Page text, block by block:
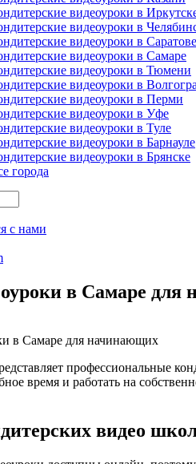
видеоуроки в
видеоуроки в
видеоуроки в Саратове
видеоуроки в Самаре
видеоуроки в Тюмени
видеоуроки в
видеоуроки в Перми
видеоуроки в Уфе
видеоуроки в Туле
видеоуроки в Барнауле
видеоуроки в Брянске
города
с нами
в Самаре
в Самаре для начинающих
профессиональные
время и работать на
видео